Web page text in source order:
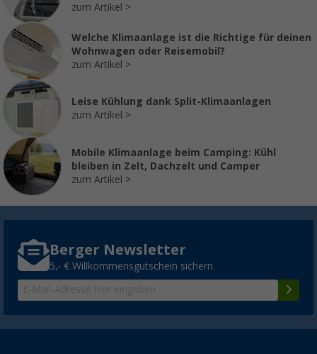
zum Artikel
Welche Klimaanlage ist die Richtige für deinen
Wohnwagen oder Reisemobil?
zum Artikel
Leise Kühlung dank Split-Klimaanlagen
zum Artikel
Mobile Klimaanlage beim Camping: Kühl
bleiben in Zelt, Dachzelt und Camper
zum Artikel
Berger Newsletter
5,- € Willkommensgutschein sichern